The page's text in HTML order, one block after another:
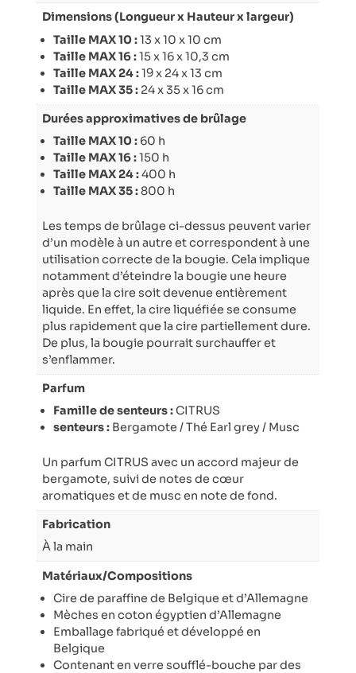
Dimensions (Longueur x Hauteur x largeur)
Taille MAX 10 :13 x 10 x 10 cm
Taille MAX 16 :15 x 16 x 10,3 cm
Taille MAX 24 :19 x 24 x 13 cm
Taille MAX 35 : 24 x 35 x 16 cm
Durées approximatives de brûlage
Taille MAX 10 : 60 h
Taille MAX 16 :150 h
Taille MAX 24 :400 h
Taille MAX 35 :800 h
Les temps de brûlage ci-dessus peuvent varier
d’un modèle à un autre et correspondent à une
utilisation correcte de la bougie. Cela implique
notamment d’éteindre la bougie une heure
après que la cire soit devenue entièrement
liquide. En effet, la cire liquéfiée se consume
plus rapidement que la cire partiellement dure.
De plus, la bougie pourrait surchauffer et
s’enflammer.
Parfum
Famille de senteurs :CITRUS
senteurs : Bergamote / Thé Earl grey / Musc
Un parfum CITRUS avec un accord majeur de
bergamote, suivi de notes de cœur
aromatiques et de musc en note de fond.
Fabrication
À la main
Matériaux/Compositions
Cire de paraffine de Belgique et d’Allemagne
Mèches en coton égyptien d’Allemagne
Emballage fabriqué et développé en
Belgique
Contenant en verre soufflé-bouche par des